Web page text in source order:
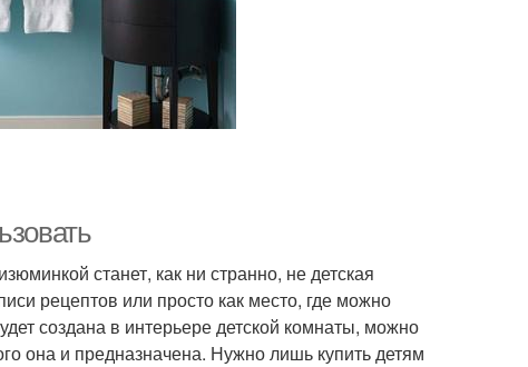
станет, как ни странно, не детская
рецептов или просто как место, где можно
создана в интерьере детской комнаты, можно
она и предназначена. Нужно лишь купить детям